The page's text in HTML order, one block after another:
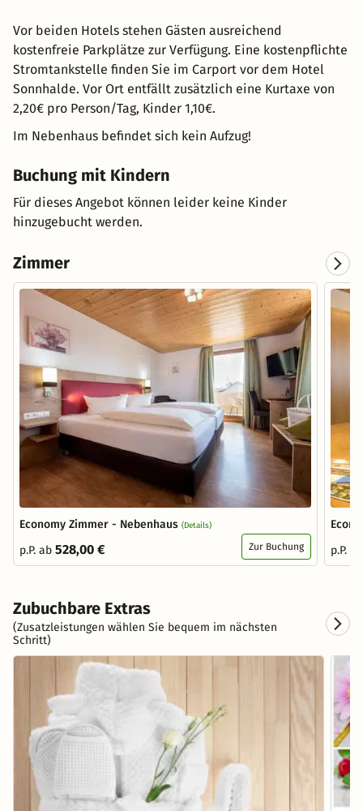
Vor beiden Hotels stehen Gästen ausreichend
kostenfreie Parkplätze zur Verfügung. Eine kostenpflichte
Stromtankstelle finden Sie im Carport vor dem Hotel
Sonnhalde. Vor Ort entfällt zusätzlich eine Kurtaxe von
2,20€ pro Person/Tag, Kinder 1,10€.
Im Nebenhaus befindet sich kein Aufzug!
Buchung mit Kindern
Für dieses Angebot können leider keine Kinder
hinzugebucht werden.
Zimmer
Economy Zimmer - Nebenhaus (Details)
p.P. ab 528,00 € Zur Buchung
p.P.
Zubuchbare Extras
(Zusatzleistungen wählen Sie bequem im nächsten
Schritt)